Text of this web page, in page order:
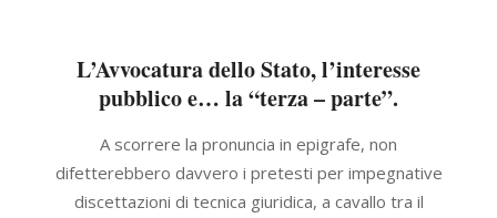
L’Avvocatura dello Stato, l’interesse
pubblico e… la “terza – parte”.
30
A scorrere la pronuncia in epigrafe, non
difetterebbero davvero i pretesti per impegnative
discettazioni di tecnica giuridica, a cavallo tra il